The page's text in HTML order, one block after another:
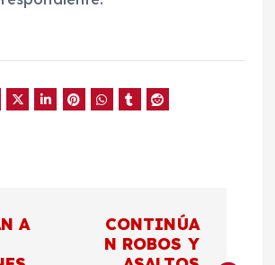
A
CONTINÚA
N ROBOS Y